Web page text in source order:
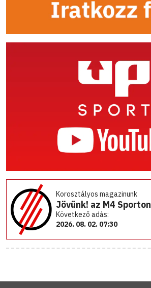
Korosztályos magazinunk
Jövünk! az M4 Sporton
Következő adás:
2026. 08. 02. 07:30